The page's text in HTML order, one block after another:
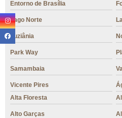
Entorno de Brasília
Lago Norte
Luziânia
Park Way
Samambaia
Vicente Pires
Alta Floresta
Alto Garças